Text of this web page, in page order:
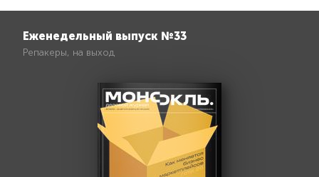
Еженедельный выпуск №33
Репакеры, на выход